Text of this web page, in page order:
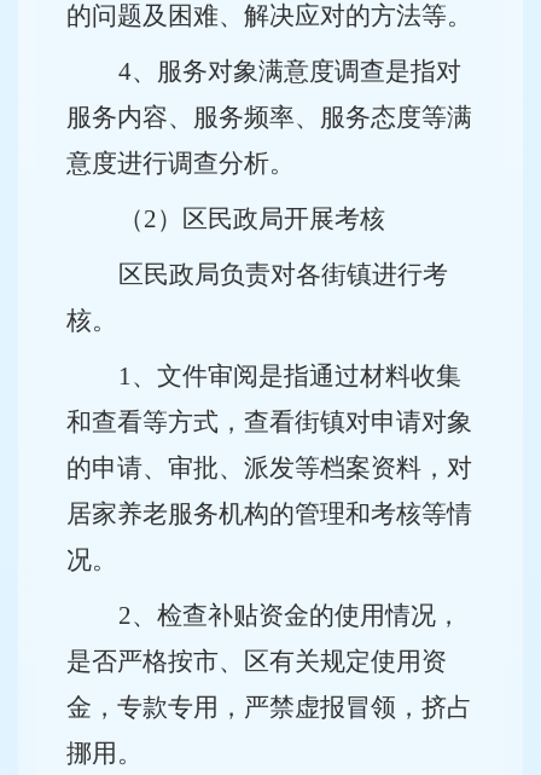
的问题及困难、解决应对的方法等。
4、服务对象满意度调查是指对
服务内容、服务频率、服务态度等满
意度进行调查分析。
（2）区民政局开展考核
区民政局负责对各街镇进行考
核。
1、文件审阅是指通过材料收集
和查看等方式，查看街镇对申请对象
的申请、审批、派发等档案资料，对
居家养老服务机构的管理和考核等情
况。
2、检查补贴资金的使用情况，
是否严格按市、区有关规定使用资
金，专款专用，严禁虚报冒领，挤占
挪用。